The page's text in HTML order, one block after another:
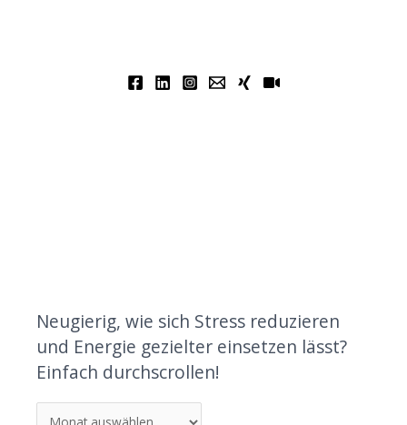
Neugierig, wie sich Stress reduzieren
und Energie gezielter einsetzen lässt?
Einfach durchscrollen!